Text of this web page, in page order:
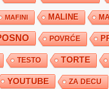
MAFINI MALINE
POVRĆE
TESTO TORTE
YOUTUBE ZA DECU